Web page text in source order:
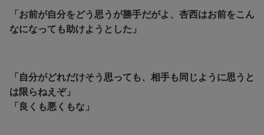
「お前が自分をどう思うが勝手だがよ、杏西はお前をこん
なになっても助けようとした」
「自分がどれだけそう思っても、相手も同じように思うと
は限らねえぞ」
「良くも悪くもな」